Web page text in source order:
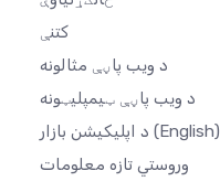
کتنې
د ویب پاڼې مثالونه
د ویب پاڼې ټیمپلیټونه
(English)
وروستي تازه معلومات